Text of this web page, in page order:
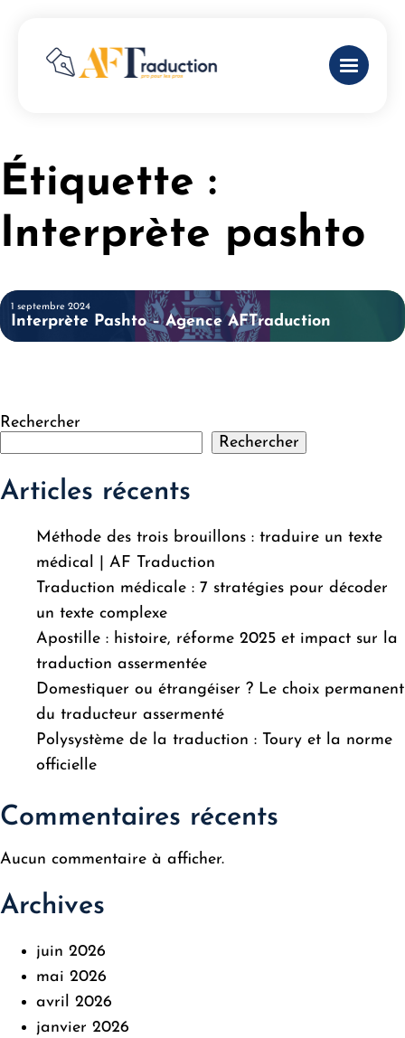
Étiquette :
Interprète pashto
1 septembre 2024
Interprète Pashto – Agence AFTraduction
SUITE
Rechercher
Rechercher
Articles récents
Méthode des trois brouillons : traduire un texte
médical | AF Traduction
Traduction médicale : 7 stratégies pour décoder
un texte complexe
Apostille : histoire, réforme 2025 et impact sur la
traduction assermentée
Domestiquer ou étrangéiser ? Le choix permanent
du traducteur assermenté
Polysystème de la traduction : Toury et la norme
officielle
Commentaires récents
Aucun commentaire à afficher.
Archives
juin 2026
mai 2026
avril 2026
janvier 2026